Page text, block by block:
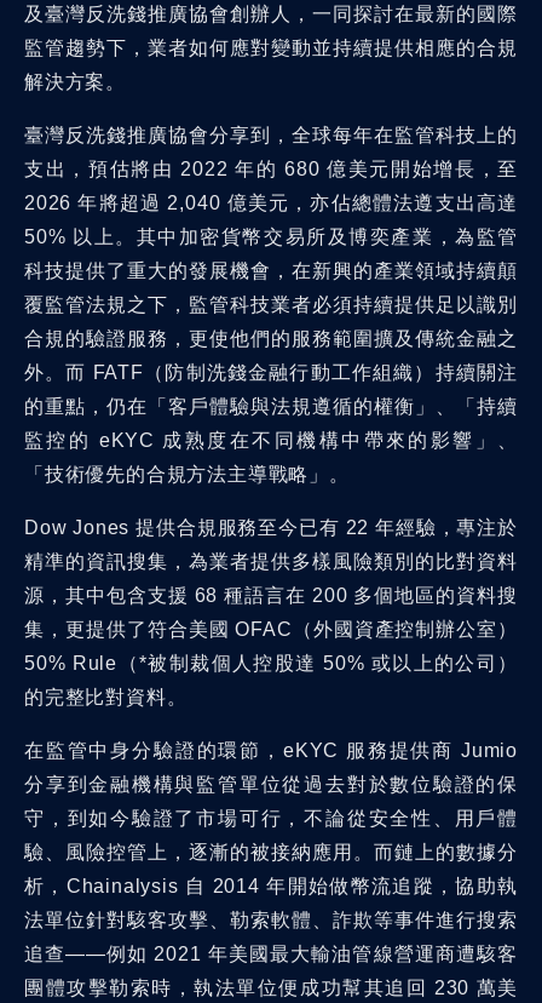
及臺灣反洗錢推廣協會創辦人，一同探討在最新的國際
監管趨勢下，業者如何應對變動並持續提供相應的合規
解決方案。
臺灣反洗錢推廣協會分享到，全球每年在監管科技上的
支出，預估將由 2022 年的 680 億美元開始增長，至
2026 年將超過 2,040 億美元，亦佔總體法遵支出高達
50% 以上。其中加密貨幣交易所及博奕產業，為監管
科技提供了重大的發展機會，在新興的產業領域持續顛
覆監管法規之下，監管科技業者必須持續提供足以識別
合規的驗證服務，更使他們的服務範圍擴及傳統金融之
外。而 FATF（防制洗錢金融行動工作組織）持續關注
的重點，仍在「客戶體驗與法規遵循的權衡」、「持續
監控的 eKYC 成熟度在不同機構中帶來的影響」、
「技術優先的合規方法主導戰略」。
Dow Jones 提供合規服務至今已有 22 年經驗，專注於
精準的資訊搜集，為業者提供多樣風險類別的比對資料
源，其中包含支援 68 種語言在 200 多個地區的資料搜
集，更提供了符合美國 OFAC（外國資產控制辦公室）
50% Rule（*被制裁個人控股達 50% 或以上的公司）
的完整比對資料。
在監管中身分驗證的環節，eKYC 服務提供商 Jumio
分享到金融機構與監管單位從過去對於數位驗證的保
守，到如今驗證了市場可行，不論從安全性、用戶體
驗、風險控管上，逐漸的被接納應用。而鏈上的數據分
析，Chainalysis 自 2014 年開始做幣流追蹤，協助執
法單位針對駭客攻擊、勒索軟體、詐欺等事件進行搜索
追查——例如 2021 年美國最大輸油管線營運商遭駭客
團體攻擊勒索時，執法單位便成功幫其追回 230 萬美